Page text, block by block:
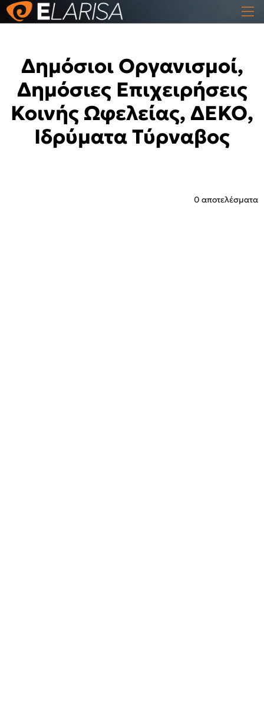
Δημόσιοι Οργανισμοί,
Δημόσιες Επιχειρήσεις
Κοινής Ωφελείας, ΔΕΚΟ,
Ιδρύματα Τύρναβος
0 αποτελέσματα